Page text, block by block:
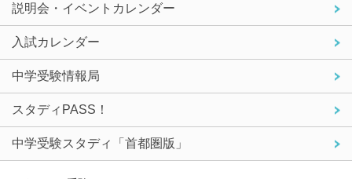
説明会・イベントカレンダー
入試カレンダー
中学受験情報局
スタディPASS！
中学受験スタディ「首都圏版」